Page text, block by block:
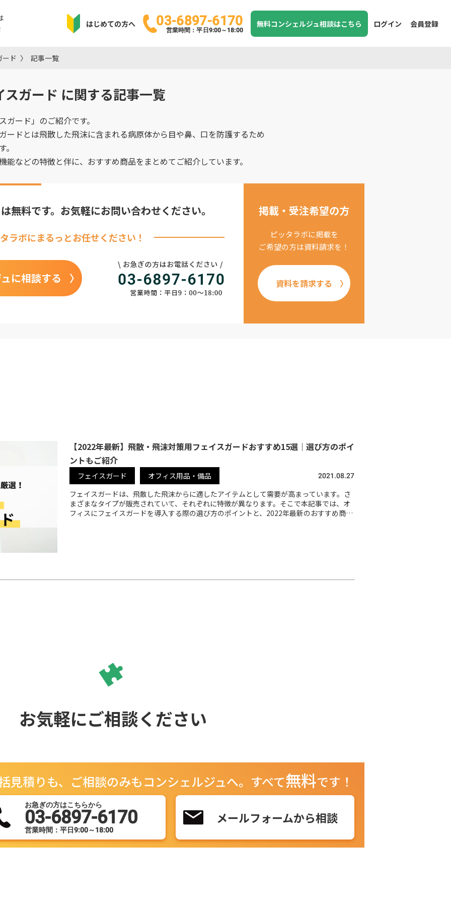
はじめての方へ 03-6897-6170
営業時間：平日9:00～18:00
無料コンシェルジュ相談はこちら ログイン 会員登録
ド 記事一覧
スガード に関する記事一覧
ガード」のご紹介です。
ードとは飛散した飛沫に含まれる病原体から目や鼻、口を防護するため
能などの特徴と伴に、おすすめ商品をまとめてご紹介しています。
無料です。 お気軽にお問い合わせください。
ラボにまるっとお任せください！
に相談する
掲載・受注希望の方
ピッタラボに掲載を
ご希望の方は資料請求を！
資料を請求する
【2022年最新】飛散・飛沫対策用フェイスガードおすすめ15選｜選び方のポイ
ントもご紹介
フェイスガード オフィス用品・備品 2021.08.27
フェイスガードは、飛散した飛沫からに適したアイテムとして需要が高まっています。さ
まざまなタイプが販売されていて、それぞれに特徴が異なります。そこで本記事では、オ
フィスにフェイスガードを導入する際の選び方のポイントと、2022年最新のおすすめ商品
お気軽にご相談ください
見積りも、ご相談のみもコンシェルジュへ。 すべて無料です！
お急ぎの方はこちらから
03-6897-6170
営業時間：平日9:00～18:00
メールフォームから相談